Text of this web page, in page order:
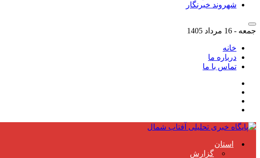
شهروند خبرنگار
جمعه - 16 مرداد 1405
خانه
درباره ما
تماس با ما
استان
گزارش